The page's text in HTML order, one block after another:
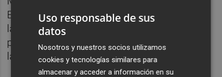
Esta iniciativa tiene como objetivo acercar
las matemáticas al alumnado desde una
perspectiva lúdica, participativa y basada en
la resolución de problemas.
Uso responsable de sus
datos
Nosotros y nuestros socios utilizamos
cookies y tecnologías similares para
almacenar y acceder a información en su